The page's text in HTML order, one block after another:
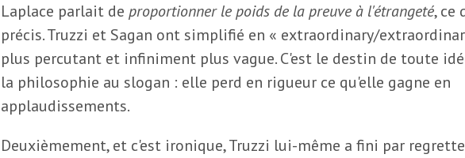
Laplace parlait de proportionner le poids de la preuve à l'étrangeté, ce
précis. Truzzi et Sagan ont simplifié en « extraordinary/
plus percutant et infiniment plus vague. C'est le destin de toute
la philosophie au slogan : elle perd en rigueur ce qu'elle gagne en
applaudissements.
Deuxièmement, et c'est ironique, Truzzi lui-même a fini par